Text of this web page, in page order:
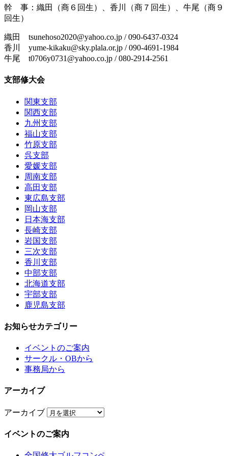
幹 事：織田（商６回生）、香川（商７回生）、牛尾（商９
回生）
織田 tsunehoso2020@yahoo.co.jp / 090-6437-0324
香川 yume-kikaku@sky.plala.or.jp / 090-4691-1984
牛尾 t0706y0731@yahoo.co.jp / 080-2914-2561
支部修大会
関東支部
関西支部
九州支部
福山支部
竹原支部
呉支部
愛媛支部
周南支部
高田支部
東広島支部
岡山支部
日本海支部
長崎支部
岩国支部
三次支部
香川支部
中部支部
北海道支部
宇部支部
鹿児島支部
お知らせカテゴリー
イベントのご案内
サークル・OBから
事務局から
アーカイブ
アーカイブ
イベントのご案内